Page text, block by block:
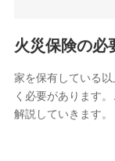
電話対応の品質
6.採用応募者の
採用選考および
火災保険の必
家を保有している
く必要があります
解説していきます。